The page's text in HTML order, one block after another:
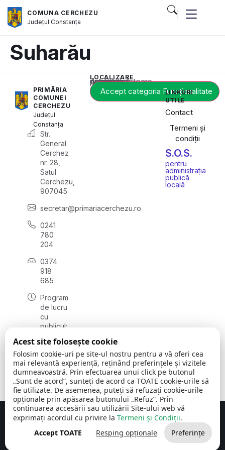
COMUNA CERCHEZU
JudețulConstanța
Suharău
PRIMĂRIA
COMUNEI
CERCHEZU
Județul
Constanța
Str.
General
Cerchez
nr. 28,
Satul
Cerchezu,
907045
secretar@primariacerchezu.ro
0241
780
204
0374
918
685
Program
de lucru
cu
publicul:
08:00 -
16:30
, vineri:
08:00 -
14:00
LOCALIZARE
Acest conținut este blocat până când acceptați categoria corespunzătoare de cookie-uri.
Accept categoria Funcționalitate
LINKURI
UTILE
Contact
Termeni și
condiții
S.O.S.
pentru
administrația
publică
locală
Comuna Cerchezu © 2026Toate drepturile rezervate
Concept realizat de Big Media Relații Publice SRL
Acest site folosește cookie
Folosim cookie-uri pe site-ul nostru pentru a vă oferi cea
mai relevantă experiență, reținând preferințele și vizitele
dumneavoastră. Prin efectuarea unui click pe butonul
„Sunt de acord”, sunteți de acord ca TOATE cookie-urile să
fie utilizate. De asemenea, puteți să refuzați cookie-urile
opționale prin apăsarea butonului „Refuz”. Prin
continuarea accesării sau utilizării Site-ului web vă
exprimați acordul cu privire la Termeni și Condiții.
Accept TOATE
Resping opționale Preferințe